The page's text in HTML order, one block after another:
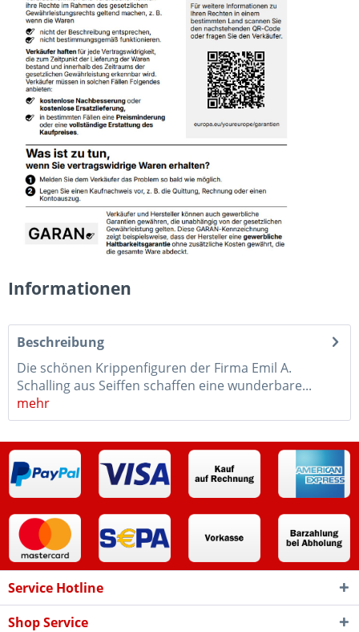
Informationen
Beschreibung
Die schönen Krippenfiguren der Firma Emil A.
Schalling aus Seiffen schaffen eine wunderbare...
mehr
Service Hotline
Shop Service